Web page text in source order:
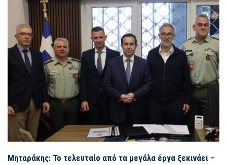
Μηταράκης: Το τελευταίο από τα μεγάλα έργα ξεκινάει –